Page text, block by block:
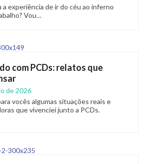
a experiência de ir do céu ao inferno
Vou…
com PCDs: relatos que
de 2026
vocês algumas situações reais e
que vivenciei junto a PCDs.